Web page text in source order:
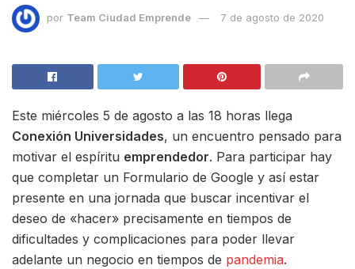
por Team Ciudad Emprende 7 de agosto de 2020
Este miércoles 5 de agosto a las 18 horas llega
Conexión Universidades, un encuentro pensado para
motivar el espíritu emprendedor. Para participar hay
que completar un Formulario de Google y así estar
presente en una jornada que buscar incentivar el
deseo de «hacer» precisamente en tiempos de
dificultades y complicaciones para poder llevar
adelante un negocio en tiempos de pandemia.